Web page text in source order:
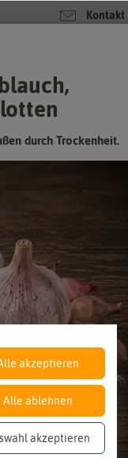
Kontakt
eine
und wird bereits
werden auf der
akzeptieren
Alle ablehnen
akzeptieren
durch Trockenheit.